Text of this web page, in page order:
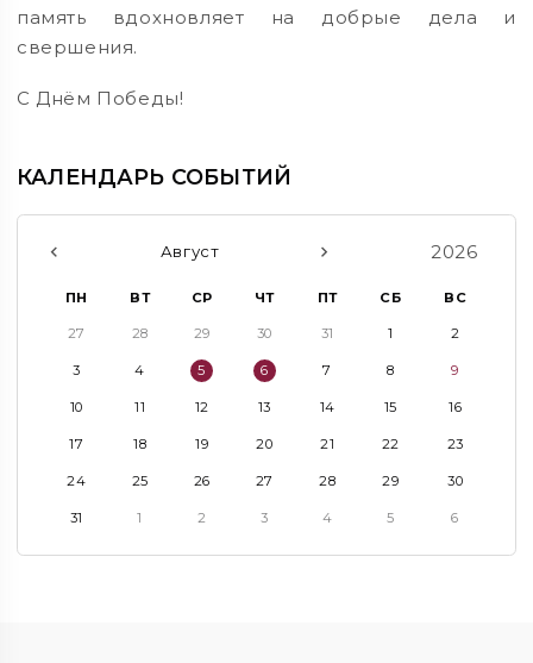
память вдохновляет на добрые дела и
свершения.
С Днём Победы!
КАЛЕНДАРЬ СОБЫТИЙ
Август 2026
ПН ВТ СР ЧТ ПТ СБ ВС
27 28 29 30 31 1 2
3 4 5 6 7 8 9
10 11 12 13 14 15 16
17 18 19 20 21 22 23
24 25 26 27 28 29 30
31 1 2 3 4 5 6